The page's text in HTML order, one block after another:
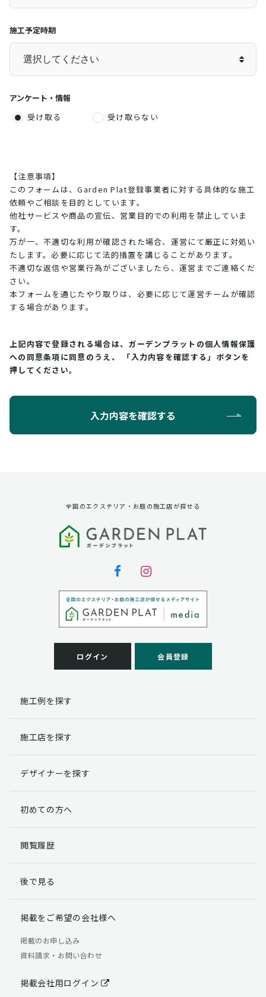
施工予定時期
アンケート・情報
受け取る
受け取らない
【注意事項】
このフォームは、Garden Plat登録事業者に対する具体的な施工
依頼やご相談を目的としています。
他社サービスや商品の宣伝、営業目的での利用を禁止していま
す。
万が一、不適切な利用が確認された場合、運営にて厳正に対処い
たします。必要に応じて法的措置を講じることがあります。
不適切な返信や営業行為がございましたら、運営までご連絡くだ
さい。
本フォームを通じたやり取りは、必要に応じて運営チームが確認
する場合があります。
上記内容で登録される場合は、ガーデンプラットの個人情報保護
への同意条項に同意のうえ、
「入力内容を確認する」ボタンを
押してください。
入力内容を確認する
全国のエクステリア・お庭の施工店が探せる
ログイン 会員登録
施工例を探す
施工店を探す
デザイナーを探す
初めての方へ
閲覧履歴
後で見る
掲載をご希望の会社様へ
掲載のお申し込み
資料請求・お問い合わせ
掲載会社用ログイン